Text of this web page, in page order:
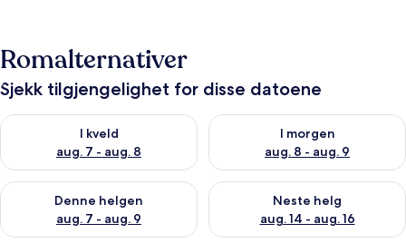
Romalternativer
Sjekk tilgjengelighet for disse datoene
I kveld
aug. 7 - aug. 8
Sjekk tilgjengelighet for i kveld, aug. 7 - aug. 8
I morgen
aug. 8 - aug. 9
Sjekk tilgjengelighet for i
Denne helgen
aug. 7 - aug. 9
Sjekk tilgjengelighet for denne helgen, aug. 7 - aug. 9
Neste helg
aug. 14 - aug. 16
Sjekk tilgjengelighet for neste